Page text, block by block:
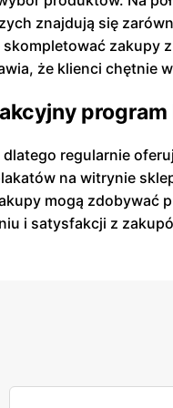
znajdują się
zakupy
że klienci chętnie
regularnie
na witrynie
mogą zdobywać
i satysfakcji z